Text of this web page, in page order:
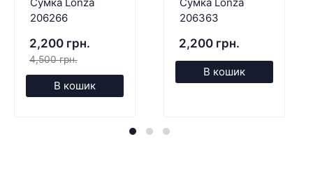
Сумка Lonza
206266
2,200 грн.
4,500 грн.
В кошик
Сумка Lonza
206363
2,200 грн.
В кошик